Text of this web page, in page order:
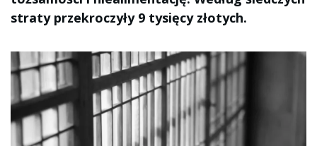
straty przekroczyły 9 tysięcy złotych.